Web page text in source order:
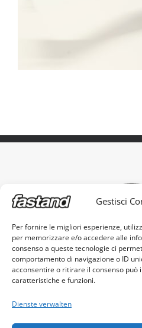
Gestisci
Per fornire le migliori esperienze,
per memorizzare e/o accedere alle
consenso a queste tecnologie ci
comportamento di navigazione o ID
acconsentire o ritirare il consenso può
caratteristiche e funzioni.
Dienste verwalten
Das original